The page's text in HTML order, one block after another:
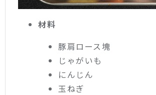
材料
豚肩ロース塊
じゃがいも
にんじん
玉ねぎ